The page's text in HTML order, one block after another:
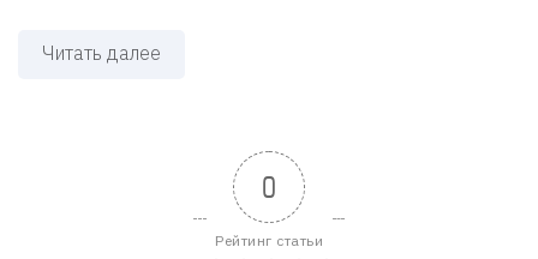
Читать далее
0
Рейтинг статьи